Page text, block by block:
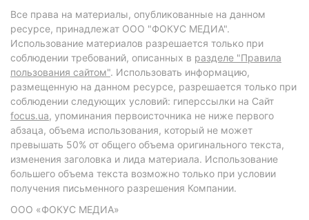
Все права на материалы, опубликованные на данном
ресурсе, принадлежат ООО "ФОКУС МЕДИА".
Использование материалов разрешается только при
соблюдении требований, описанных в разделе "Правила
пользования сайтом". Использовать информацию,
размещенную на данном ресурсе, разрешается только при
соблюдении следующих условий: гиперссылки на Сайт
focus.ua, упоминания первоисточника не ниже первого
абзаца, объема использования, который не может
превышать 50% от общего объема оригинального текста,
изменения заголовка и лида материала. Использование
большего объема текста возможно только при условии
получения письменного разрешения Компании.
ООО «ФОКУС МЕДИА»